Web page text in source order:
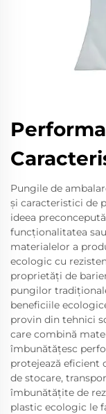
Pungile de
și caracteristici de
ideea
funcționalitatea
materialelor a
ecologic cu
proprietăți de
pungilor
beneficiile
provin din tehnici
care combină
îmbunătățesc
protejează eficient
de stocare,
îmbunătățite de
plastic ecologic le